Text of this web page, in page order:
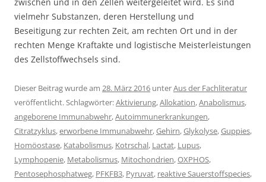
vielmehr Substanzen, deren Herstellung und
Beseitigung zur rechten Zeit, am rechten Ort und in der
rechten Menge Kraftakte und logistische Meisterleistungen
des Zellstoffwechsels sind.
Dieser Beitrag wurde am 28. März 2016 unterAus der Fachliteratur
veröffentlicht. Schlagwörter:Aktivierung,Allokation,Anabolismus,
angeborene Immunabwehr,Autoimmunerkrankungen,
Citratzyklus,erworbene Immunabwehr,Gehirn,Glykolyse,Guppies,
Homöostase, Katabolismus, Kotrschal, Lactat, Lupus,
Lymphopenie, Metabolismus, Mitochondrien,OXPHOS,
Pentosephosphatweg, PFKFB3, Pyruvat, reaktive Sauerstoffspecies,